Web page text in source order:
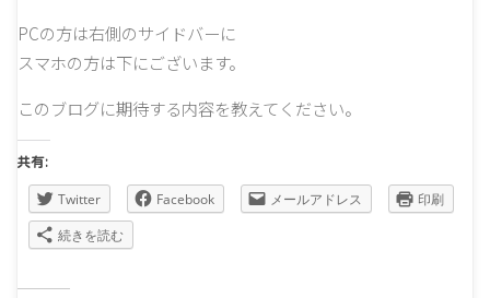
PCの方は右側のサイドバーに
スマホの方は下にございます。
このブログに期待する内容を教えてください。
共有:
Twitter Facebook メールアドレス
印刷
続きを読む